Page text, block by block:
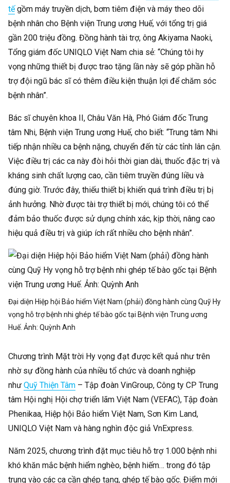
tếgồm máy truyền dịch, bơm tiêm điện và máy theo dõi
bệnh nhân cho Bệnh viện Trung ương Huế, với tổng trị giá
gần 200 triệu đồng. Đồng hành tài trợ, ông Akiyama Naoki,
Tổng giám đốc UNIQLO Việt Nam chia sẻ: “Chúng tôi hy
vọng những thiết bị được trao tặng lần này sẽ góp phần hỗ
trợ đội ngũ bác sĩ có thêm điều kiện thuận lợi để chăm sóc
bệnh nhân”.
Bác sĩ chuyên khoa II, Châu Văn Hà, Phó Giám đốc Trung
tâm Nhi, Bệnh viện Trung ương Huế, cho biết: “Trung tâm Nhi
tiếp nhận nhiều ca bệnh nặng, chuyển đến từ các tỉnh lân cận.
Việc điều trị các ca này đòi hỏi thời gian dài, thuốc đặc trị và
kháng sinh chất lượng cao, cần tiêm truyền đúng liều và
đúng giờ. Trước đây, thiếu thiết bị khiến quá trình điều trị bị
ảnh hưởng. Nhờ được tài trợ thiết bị mới, chúng tôi có thể
đảm bảo thuốc được sử dụng chính xác, kịp thời, nâng cao
hiệu quả điều trị và giúp ích rất nhiều cho bệnh nhân”.
Đại diện Hiệp hội Bảo hiểm Việt Nam (phải) đồng hành cùng Quỹ Hy
vọng hỗ trợ bệnh nhi ghép tế bào gốc tại Bệnh viện Trung ương
Huế. Ảnh: Quỳnh Anh
Chương trình Mặt trời Hy vọng đạt được kết quả như trên
nhờ sự đồng hành của nhiều tổ chức và doanh nghiệp
như Quỹ Thiện Tâm – Tập đoàn VinGroup, Công ty CP Trung
tâm Hội nghị Hội chợ triển lãm Việt Nam (VEFAC), Tập đoàn
Phenikaa, Hiệp hội Bảo hiểm Việt Nam, Sơn Kim Land,
UNIQLO Việt Nam và hàng nghìn độc giả VnExpress.
Năm 2025, chương trình đặt mục tiêu hỗ trợ 1.000 bệnh nhi
khó khăn mắc bệnh hiểm nghèo, bệnh hiếm… trong đó tập
trung vào các ca cần ghép tạng, ghép tế bào gốc. Điểm mới